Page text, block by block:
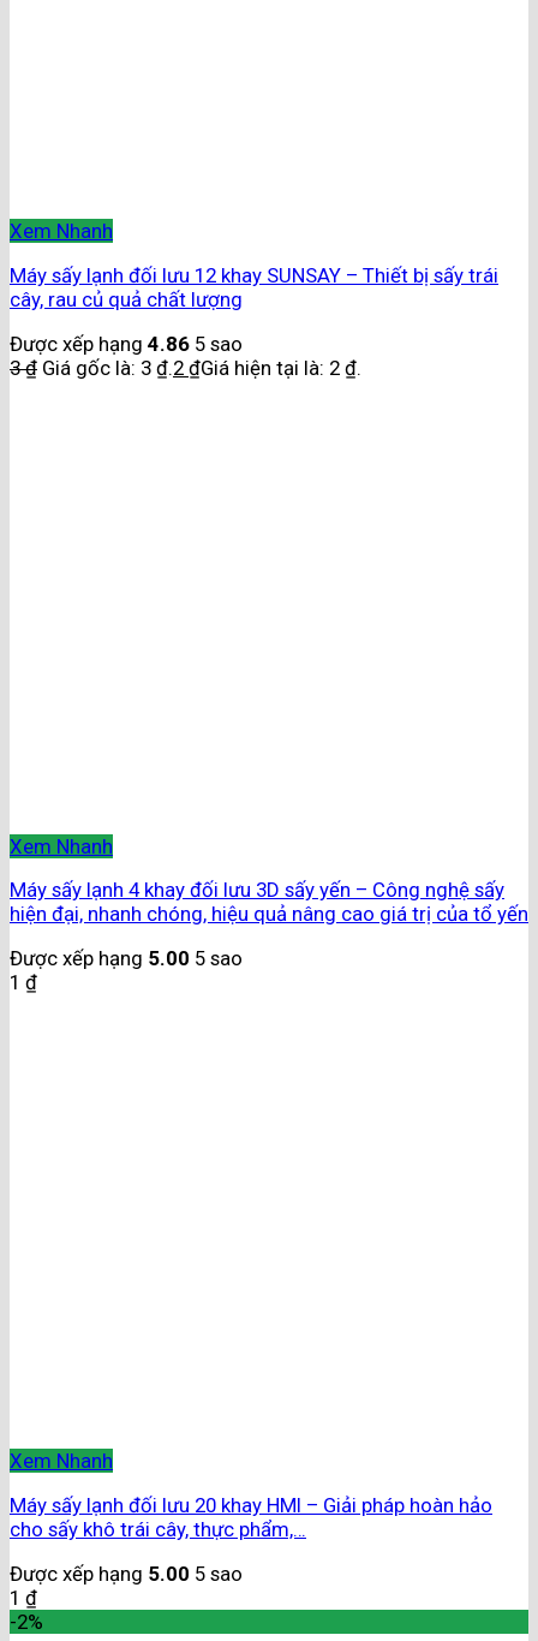
Xem Nhanh
Máy sấy lạnh đối lưu 12 khay SUNSAY – Thiết bị sấy trái
cây, rau củ quả chất lượng
Được xếp hạng 4.86 5 sao
3₫ Giá gốc là: 3 ₫.2 ₫Giá hiện tại là: 2 ₫.
Xem Nhanh
Máy sấy lạnh 4 khay đối lưu 3D sấy yến – Công nghệ sấy
hiện đại, nhanh chóng, hiệu quả nâng cao giá trị của tổ yến
Được xếp hạng 5.00 5 sao
1 ₫
Xem Nhanh
Máy sấy lạnh đối lưu 20 khay HMI – Giải pháp hoàn hảo
cho sấy khô trái cây, thực phẩm,…
Được xếp hạng 5.00 5 sao
1 ₫
-2%